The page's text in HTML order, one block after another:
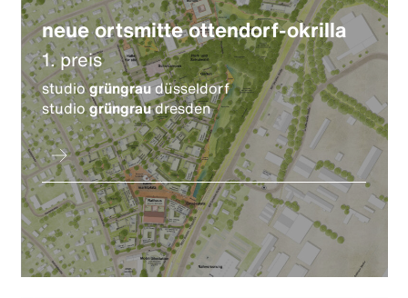
neue ortsmitte ottendorf-okrilla
1. preis
studiogrüngraudüsseldorf
studiogrüngraudresden